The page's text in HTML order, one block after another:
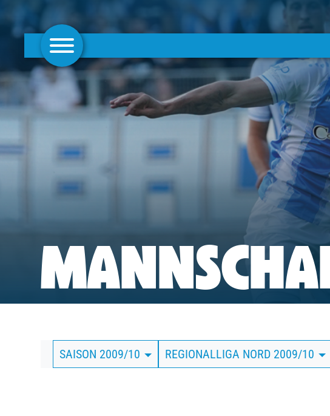
AKTUELLES
FRAUEN
CLUBMITGLIEDSCHAFT
BUSINESS
SÜDKURVE
TICKETING
SAISON 2009/10 REGIONALLIGA NORD 2009/10